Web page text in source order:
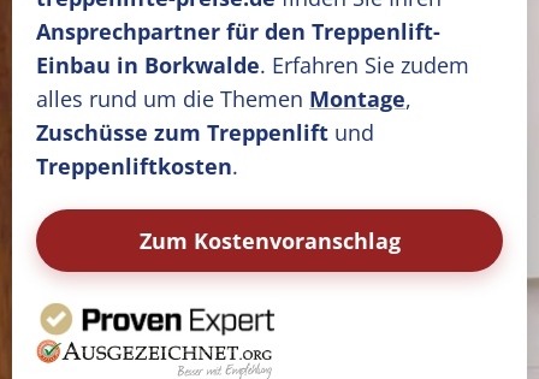
Ansprechpartner für den Treppenlift-
Einbau in Borkwalde. Erfahren Sie zudem
alles rund um die Themen Montage,
Zuschüsse zum Treppenlift und
Treppenliftkosten.
Zum Kostenvoranschlag